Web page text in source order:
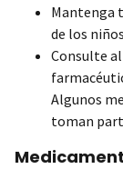
Mantenga
de los
Consulte
Algunos
toman